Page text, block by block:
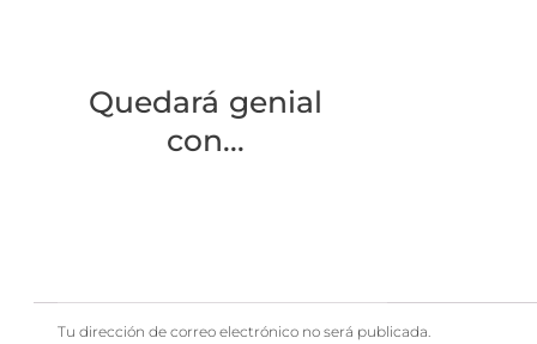
Quedará genial
con...
Tu dirección de correo electrónico no será publicada.